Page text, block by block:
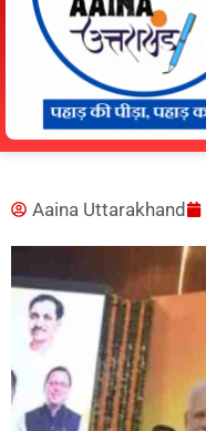
Aaina Uttarakhand